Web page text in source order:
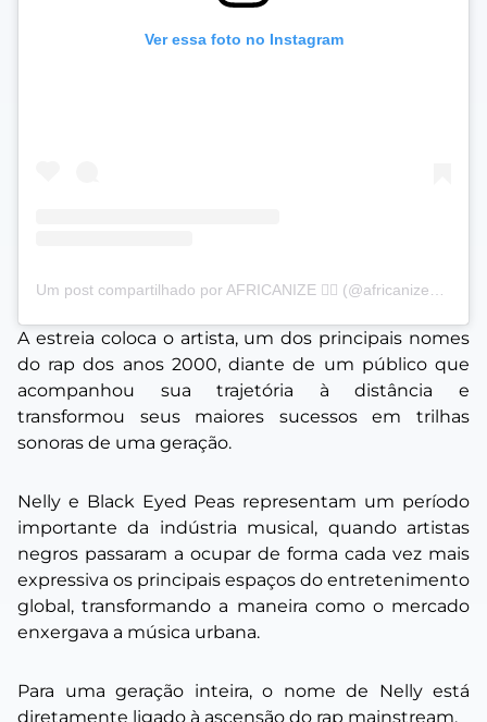
Ver essa foto no Instagram
Um post compartilhado por AFRICANIZE ✊🏿 (@africanizeoficial)
A estreia coloca o artista, um dos principais nomes
do rap dos anos 2000, diante de um público que
acompanhou sua trajetória à distância e
transformou seus maiores sucessos em trilhas
sonoras de uma geração.
Nelly e Black Eyed Peas representam um período
importante da indústria musical, quando artistas
negros passaram a ocupar de forma cada vez mais
expressiva os principais espaços do entretenimento
global, transformando a maneira como o mercado
enxergava a música urbana.
Para uma geração inteira, o nome de Nelly está
diretamente ligado à ascensão do rap mainstream.